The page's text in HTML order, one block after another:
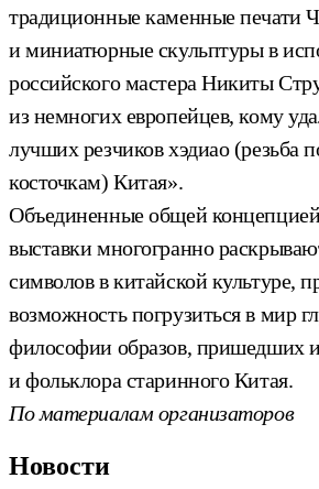
традиционные каменные печати
и миниатюрные скульптуры в
российского мастера Никиты
из немногих европейцев, кому
лучших резчиков хэдиао (резьба
косточкам) Китая».
Объединенные общей
выставки многогранно
символов в китайской культуре,
возможность погрузиться в мир
философии образов, пришедших
и фольклора старинного Китая.
По материалам организаторов
Новости